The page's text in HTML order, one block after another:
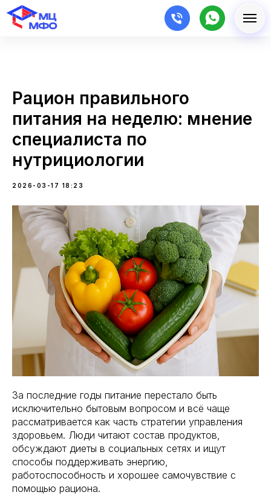
Рацион правильного
питания на неделю: мнение
специалиста по
нутрициологии
2026-03-17 18:23
За последние годы питание перестало быть
исключительно бытовым вопросом и всё чаще
рассматривается как часть стратегии управления
здоровьем. Люди читают состав продуктов,
обсуждают диеты в социальных сетях и ищут
способы поддерживать энергию,
работоспособность и хорошее самочувствие с
помощью рациона.